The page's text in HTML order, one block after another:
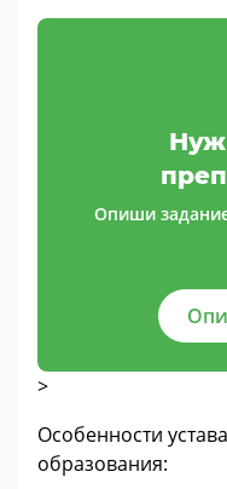
Опиши
>
Особенности
образования: